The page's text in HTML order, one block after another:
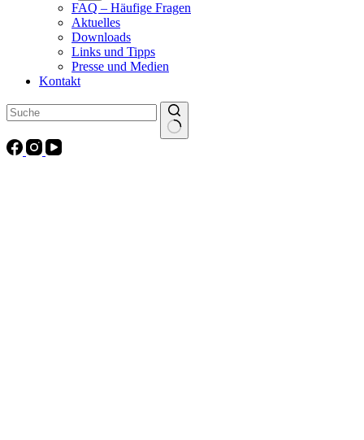
FAQ – Häufige Fragen
Aktuelles
Downloads
Links und Tipps
Presse und Medien
Kontakt
Keine
Ergebnisse